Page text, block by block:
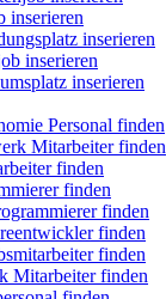
inserieren
inserieren
inserieren
inserieren
Personal finden
Mitarbeiter finden
finden
finden
finden
finden
finden
Mitarbeiter finden